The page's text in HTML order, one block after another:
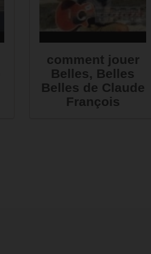
comment jouer
Belles, Belles
Belles de Claude
François